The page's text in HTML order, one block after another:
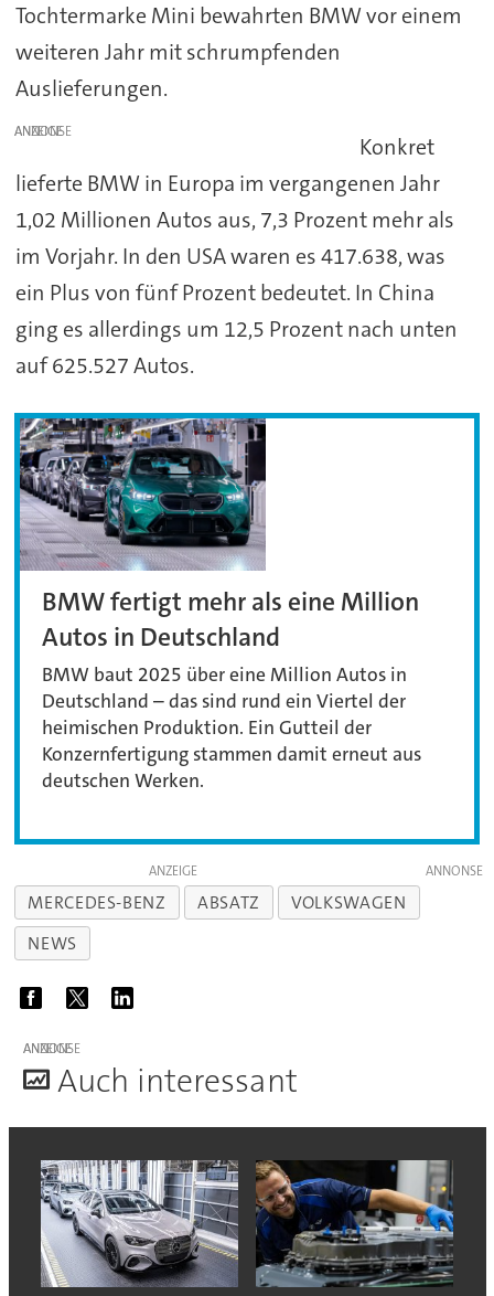
Tochtermarke Mini bewahrten BMW vor einem
weiteren Jahr mit schrumpfenden
Auslieferungen.
ANZEIGE
Konkret
lieferte BMW in Europa im vergangenen Jahr
1,02 Millionen Autos aus, 7,3 Prozent mehr als
im Vorjahr. In den USA waren es 417.638, was
ein Plus von fünf Prozent bedeutet. In China
ging es allerdings um 12,5 Prozent nach unten
auf 625.527 Autos.
BMW fertigt mehr als eine Million
Autos in Deutschland
BMW baut 2025 über eine Million Autos in
Deutschland – das sind rund ein Viertel der
heimischen Produktion. Ein Gutteil der
Konzernfertigung stammen damit erneut aus
deutschen Werken.
ANZEIGE
MERCEDES-BENZ ABSATZ
VOLKSWAGEN
NEWS
ANZEIGE
Auch interessant